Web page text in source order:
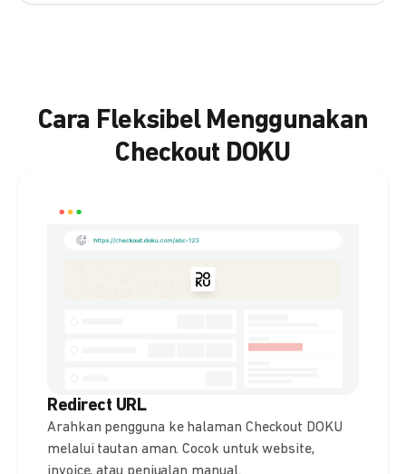
Cara Fleksibel Menggunakan
Checkout DOKU
Redirect URL
Arahkan pengguna ke halaman Checkout DOKU
melalui tautan aman. Cocok untuk website,